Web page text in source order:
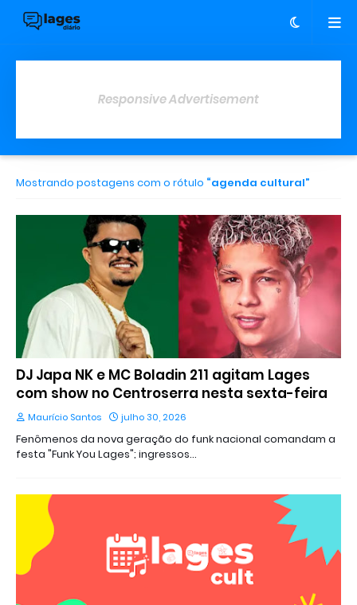
Responsive Advertisement
Mostrando postagens com o rótulo agenda cultural
DJ Japa NK e MC Boladin 211 agitam Lages
com show no Centroserra nesta sexta-feira
Maurício Santos julho 30, 2026
Fenômenos da nova geração do funk nacional comandam a
festa "Funk You Lages"; ingressos…